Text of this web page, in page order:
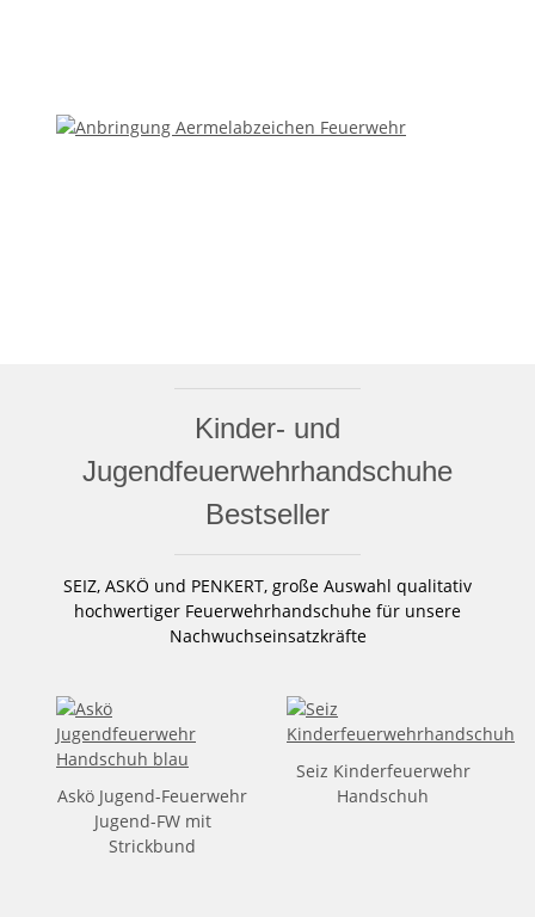
Kinder- und
Jugendfeuerwehrhandschuhe
Bestseller
SEIZ, ASKÖ und PENKERT, große Auswahl qualitativ
hochwertiger Feuerwehrhandschuhe für unsere
Nachwuchseinsatzkräfte
Askö Jugend-Feuerwehr
Jugend-FW mit
Strickbund
Seiz Kinderfeuerwehr
Handschuh